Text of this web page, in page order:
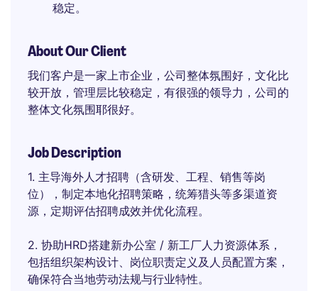
稳定。
About Our Client
我们客户是一家上市企业，公司整体氛围好，文化比
较开放，管理层比较稳定，有很强的领导力，公司的
整体文化氛围耶很好。
Job Description
1. 主导海外人才招聘（含研发、工程、销售等岗
位），制定本地化招聘策略，统筹猎头等多渠道资
源，定期评估招聘成效并优化流程。
2. 协助HRD搭建新办公室 / 新工厂人力资源体系，
包括组织架构设计、岗位职责定义及人员配置方案，
确保符合当地劳动法规与行业特性。